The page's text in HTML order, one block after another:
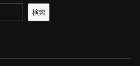
検索